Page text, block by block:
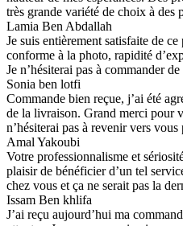
très grande variété de choix à des
Lamia Ben Abdallah
Je suis entièrement satisfaite de
conforme à la photo, rapidité
Je n’hésiterai pas à commander
Sonia ben lotfi
Commande bien reçue, j’ai été
de la livraison. Grand merci pour
n’hésiterai pas à revenir vers vous
Amal Yakoubi
Votre professionnalisme et
plaisir de bénéficier d’un tel
chez vous et ça ne serait pas la
Issam Ben khlifa
J’ai reçu aujourd’hui ma